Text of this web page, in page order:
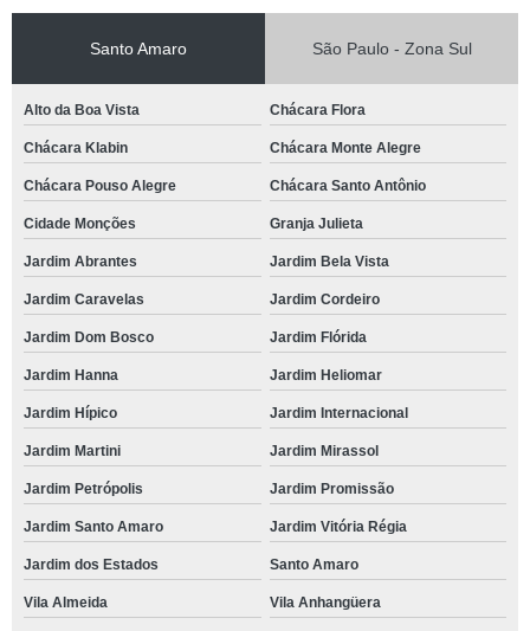
Santo Amaro São Paulo - Zona Sul
Alto da Boa Vista Chácara Flora
Chácara Klabin Chácara Monte Alegre
Chácara Pouso Alegre Chácara Santo Antônio
Cidade Monções Granja Julieta
Jardim Abrantes Jardim Bela Vista
Jardim Caravelas Jardim Cordeiro
Jardim Dom Bosco Jardim Flórida
Jardim Hanna Jardim Heliomar
Jardim Hípico Jardim Internacional
Jardim Martini Jardim Mirassol
Jardim Petrópolis Jardim Promissão
Jardim Santo Amaro Jardim Vitória Régia
Jardim dos Estados Santo Amaro
Vila Almeida Vila Anhangüera